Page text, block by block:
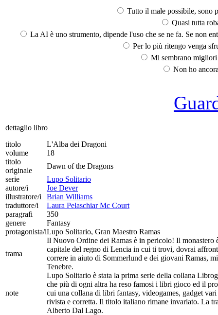
Tutto il male possibile, sono
Quasi tutta
La AI è uno strumento, dipende l'uso che se ne fa. Se non
Per lo più ritengo venga
Mi sembrano
Non ho
dettaglio libro
titolo
L'Alba dei Dragoni
volume
18
titolo
originale
Dawn of the Dragons
serie
Lupo Solitario
autore/i
Joe Dever
illustratore/i
Brian Williams
traduttore/i
Laura Pelaschiar Mc Court
paragrafi
350
genere
Fantasy
protagonista/iLupo Solitario, Gran Maestro Ramas
trama
Il Nuovo Ordine dei Ramas è in pericolo! Il monastero
capitale del regno di Lencia in cui ti trovi, dovrai
correre in aiuto di Sommerlund e dei giovani Ramas,
Tenebre.
note
Lupo Solitario è stata la prima serie della collana
che più di ogni altra ha reso famosi i libri gioco ed il
cui una collana di libri fantasy, videogames, gadget
rivista e corretta. Il titolo italiano rimane invariato. La
Alberto Dal Lago.